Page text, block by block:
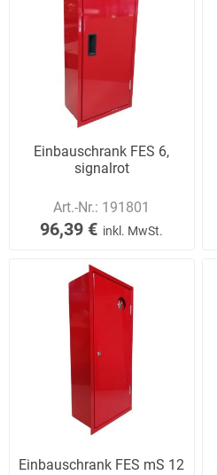
Einbauschrank FES 6,
signalrot
Art.-Nr.: 191801
96,39 € inkl. MwSt.
Einbauschrank FES mS 12